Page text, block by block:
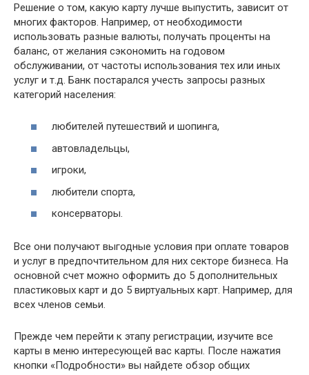
Решение о том, какую карту лучше выпустить, зависит от
многих факторов. Например, от необходимости
использовать разные валюты, получать проценты на
баланс, от желания сэкономить на годовом
обслуживании, от частоты использования тех или иных
услуг и т.д. Банк постарался учесть запросы разных
категорий населения:
любителей путешествий и шопинга,
автовладельцы,
игроки,
любители спорта,
консерваторы.
Все они получают выгодные условия при оплате товаров
и услуг в предпочтительном для них секторе бизнеса. На
основной счет можно оформить до 5 дополнительных
пластиковых карт и до 5 виртуальных карт. Например, для
всех членов семьи.
Прежде чем перейти к этапу регистрации, изучите все
карты в меню интересующей вас карты. После нажатия
кнопки «Подробности» вы найдете обзор общих